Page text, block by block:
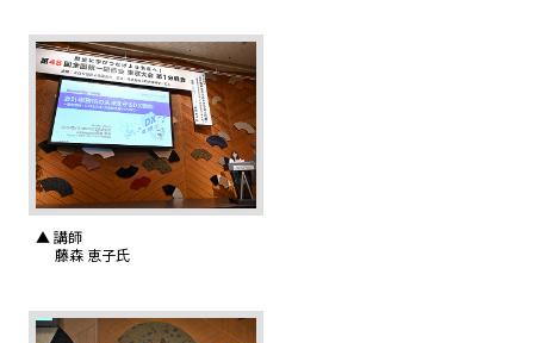
▲ 講師
藤森 恵子氏